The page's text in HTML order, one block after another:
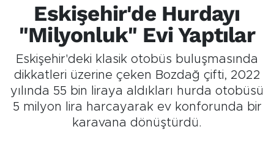
Eskişehir'de Hurdayı
"Milyonluk" Evi Yaptılar
Eskişehir'deki klasik otobüs buluşmasında
dikkatleri üzerine çeken Bozdağ çifti, 2022
yılında 55 bin liraya aldıkları hurda otobüsü
5 milyon lira harcayarak ev konforunda bir
karavana dönüştürdü.